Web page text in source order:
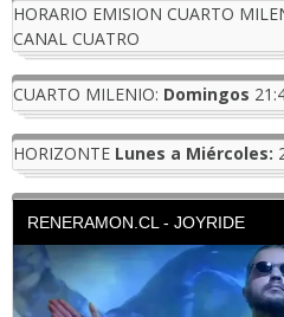
HORARIO EMISION CUARTO
CANAL CUATRO
CUARTO MILENIO: Domingos
HORIZONTE Lunes a Miércoles: